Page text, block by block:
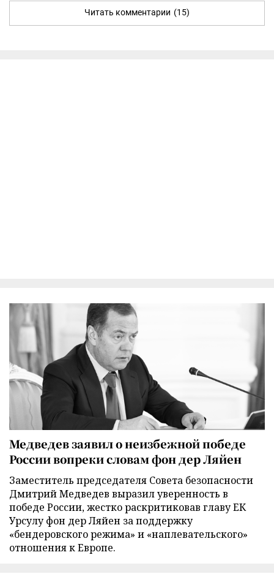
Читать комментарии (15)
Медведев заявил о неизбежной победе
России вопреки словам фон дер Ляйен
Заместитель председателя Совета безопасности
Дмитрий Медведев выразил уверенность в
победе России, жестко раскритиковав главу ЕК
Урсулу фон дер Ляйен за поддержку
«бендеровского режима» и «наплевательского»
отношения к Европе.